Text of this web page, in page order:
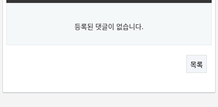
등록된 댓글이 없습니다.
목록